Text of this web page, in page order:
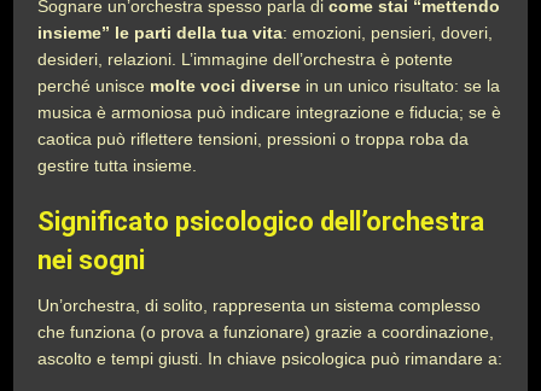
Sognare un’orchestra spesso parla dicome stai “mettendo
insieme” le parti della tua vita: emozioni, pensieri, doveri,
desideri, relazioni. L’immagine dell’orchestra è potente
perché unisce molte voci diverse in un unico risultato: se la
musica è armoniosa può indicare integrazione e fiducia; se è
caotica può riflettere tensioni, pressioni o troppa roba da
gestire tutta insieme.
Significato psicologico dell’orchestra
nei sogni
Un’orchestra, di solito, rappresenta un sistema complesso
che funziona (o prova a funzionare) grazie a coordinazione,
ascolto e tempi giusti. In chiave psicologica può rimandare a: